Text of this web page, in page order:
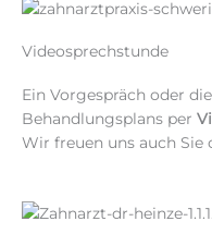
Videosprechstunde
Ein Vorgespräch oder
Behandlungsplans per
Wir freuen uns auch Sie